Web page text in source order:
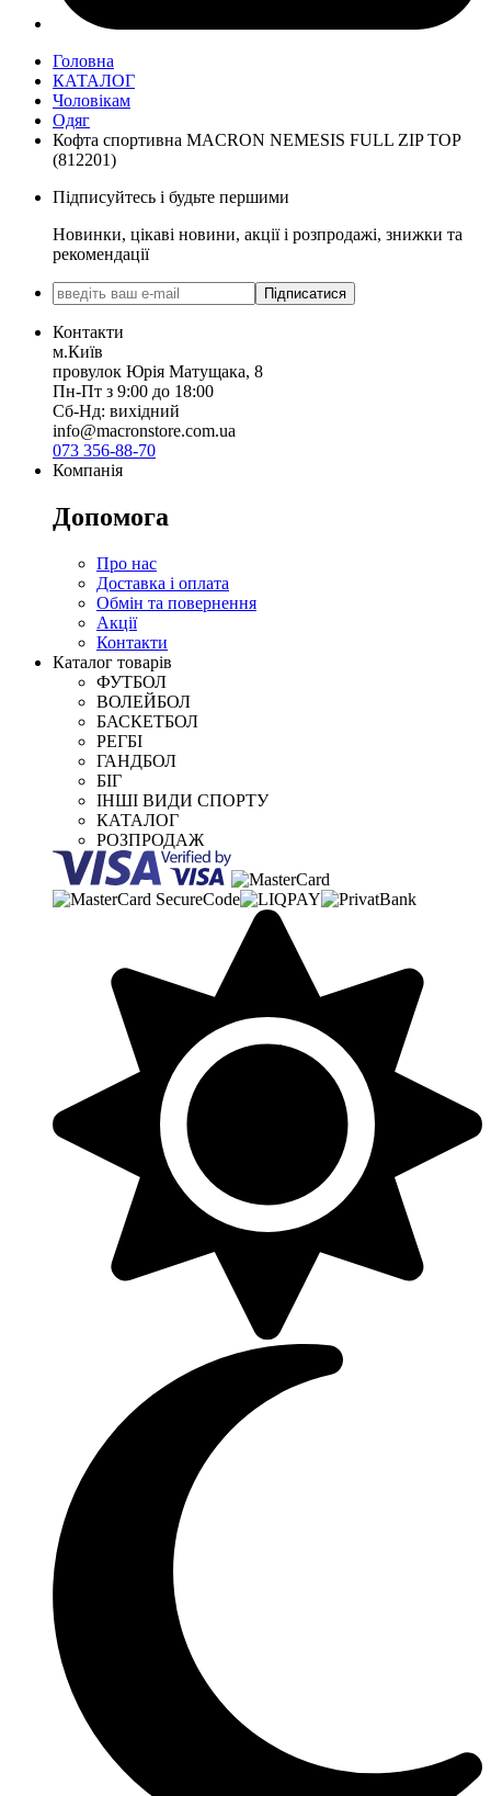
Головна
КАТАЛОГ
Чоловікам
Одяг
Кофта спортивна MACRON NEMESIS FULL ZIP TOP
(812201)
Підписуйтесь і будьте першими
Новинки, цікаві новини, акції і розпродажі, знижки та
рекомендації
Підписатися
Контакти
м.Київ
провулок Юрія Матущака, 8
Пн-Пт з 9:00 до 18:00
Сб-Нд: вихідний
info@macronstore.com.ua
073 356-88-70
Компанія
Допомога
Про нас
Доставка і оплата
Обмін та повернення
Акції
Контакти
Каталог товарів
ФУТБОЛ
ВОЛЕЙБОЛ
БАСКЕТБОЛ
РЕГБІ
ГАНДБОЛ
БІГ
ІНШІ ВИДИ СПОРТУ
КАТАЛОГ
РОЗПРОДАЖ